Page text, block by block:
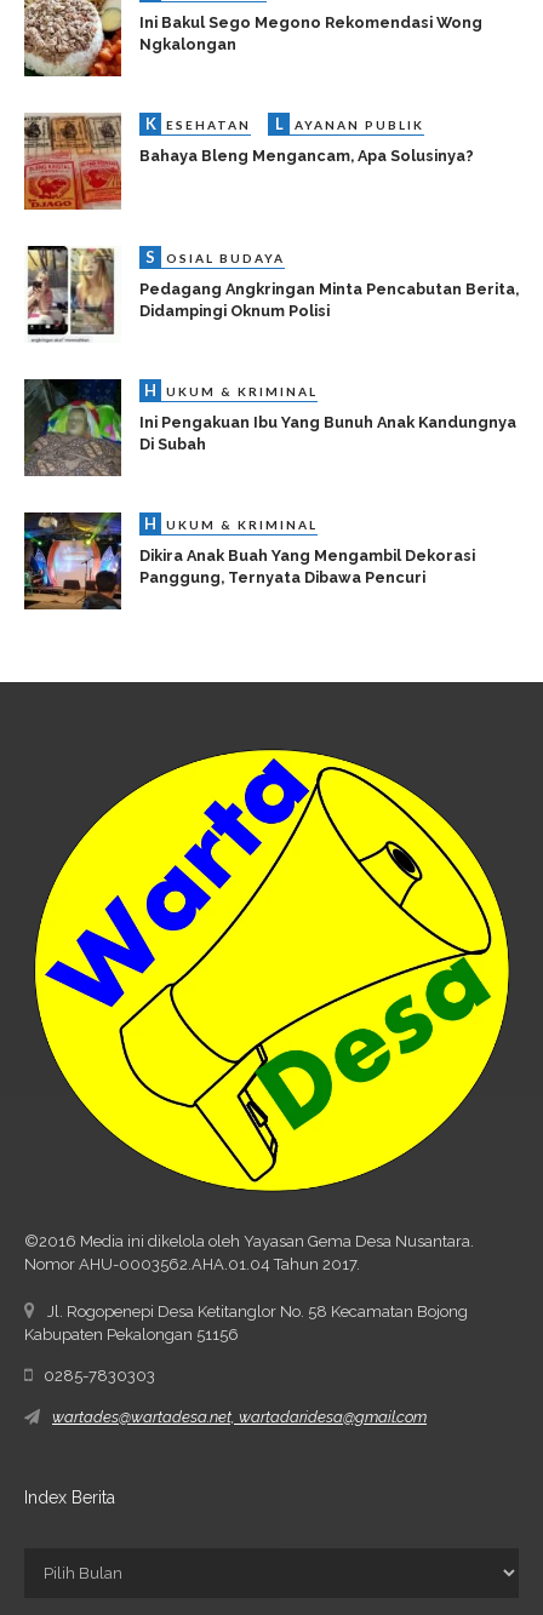
Ini Bakul Sego Megono Rekomendasi Wong
Ngkalongan
K ESEHATAN L AYANAN PUBLIK
Bahaya Bleng Mengancam, Apa Solusinya?
S OSIAL BUDAYA
Pedagang Angkringan Minta Pencabutan Berita,
Didampingi Oknum Polisi
H UKUM & KRIMINAL
Ini Pengakuan Ibu Yang Bunuh Anak Kandungnya
Di Subah
H UKUM & KRIMINAL
Dikira Anak Buah Yang Mengambil Dekorasi
Panggung, Ternyata Dibawa Pencuri
©2016 Media ini dikelola oleh Yayasan Gema Desa Nusantara.
Nomor AHU-0003562.AHA.01.04 Tahun 2017.
Jl. Rogopenepi Desa Ketitanglor No. 58 Kecamatan Bojong
Kabupaten Pekalongan 51156
0285-7830303
wartades@wartadesa.net, wartadaridesa@gmail.com
Index Berita